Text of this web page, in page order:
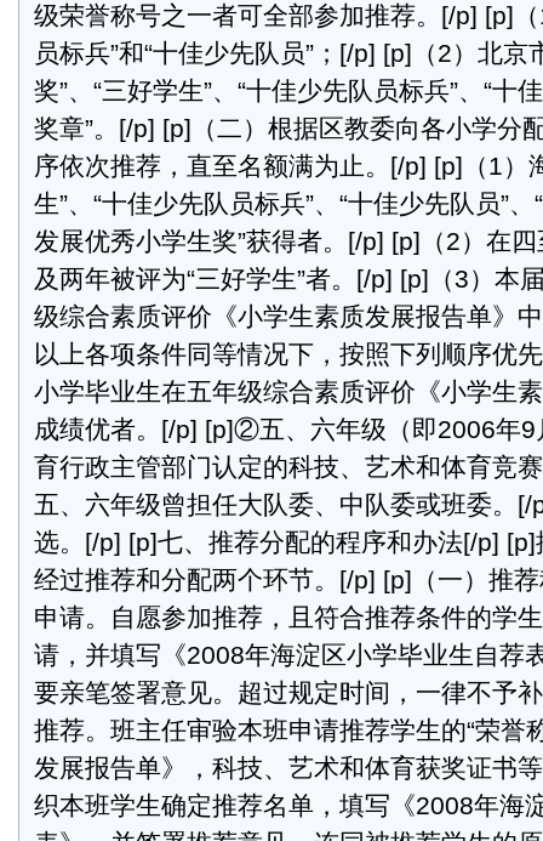
级荣誉称号之一者可全部参加推荐。[/p] [p]
员标兵”和“十佳少先队员”；[/p] [p]（2）北京
奖”、“三好学生”、“十佳少先队员标兵”、“十
奖章”。[/p] [p]（二）根据区教委向各小学分
序依次推荐，直至名额满为止。[/p] [p]（1）
生”、“十佳少先队员标兵”、“十佳少先队员”、
发展优秀小学生奖”获得者。[/p] [p]（2）在
及两年被评为“三好学生”者。[/p] [p]（3）本
级综合素质评价《小学生素质发展报告单》
以上各项条件同等情况下，按照下列顺序优
小学毕业生在五年级综合素质评价《小学生
成绩优者。[/p] [p]②五、六年级（即2006年9
育行政主管部门认定的科技、艺术和体育竞
五、六年级曾担任大队委、中队委或班委。
选。[/p] [p]七、推荐分配的程序和办法[/p]
经过推荐和分配两个环节。[/p] [p]（一）推
申请。自愿参加推荐，且符合推荐条件的学
请，并填写《2008年海淀区小学毕业生自荐
要亲笔签署意见。超过规定时间，一律不予
推荐。班主任审验本班申请推荐学生的“荣誉
发展报告单》，科技、艺术和体育获奖证书
织本班学生确定推荐名单，填写《2008年海